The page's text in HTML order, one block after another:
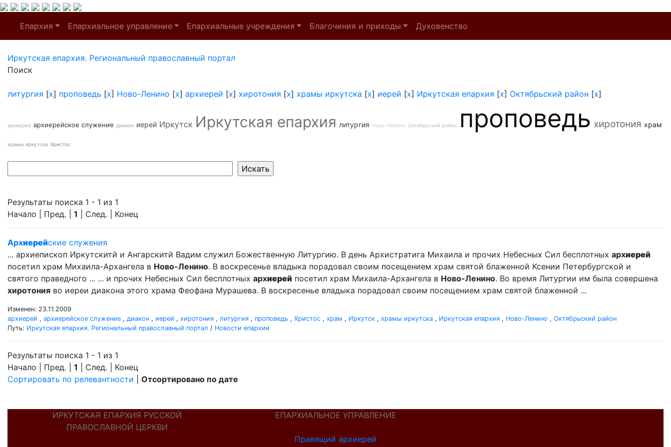
Епархия Епархиальное управление Епархиальные учреждения Благочиния и приходы Духовенство
Иркутская епархия. Региональный православный портал
Поиск
литургия [x] проповедь [x] Ново-Ленино [x] архиерей [x] хиротония [x] храмы иркутска [x] иерей [x] Иркутская епархия [x] Октябрьский район [x]
архиерей архиерейское служение диакон иерей Иркутск Иркутская епархия литургия Ново-Ленино Октябрьский район проповедь хиротония храм
храмы иркутска Христос
Результаты поиска 1 - 1 из 1
Начало | Пред. | 1 | След. | Конец
Архиерейские служения
... архиепископ Иркутскитй и Ангарскитй Вадим служил Божественную Литургию. В день Архистратига Михаила и прочих Небесных Сил бесплотных архиерей
посетил храм Михаила-Архангела в Ново-Ленино. В воскресенье владыка порадовал своим посещением храм святой блаженной Ксении Петербургской и
святого праведного ... ... и прочих Небесных Сил бесплотных архиерей посетил храм Михаила-Архангела в Ново-Ленино. Во время Литургии им была совершена
хиротония во иереи диакона этого храма Феофана Мурашева. В воскресенье владыка порадовал своим посещением храм святой блаженной ...
Изменен: 23.11.2009
архиерей , архиерейское служение , диакон , иерей , хиротония , литургия , проповедь , Христос , храм , Иркутск , храмы иркутска , Иркутская епархия , Ново-Ленино , Октябрьский район
Путь: Иркутская епархия. Региональный православный портал / Новости епархии
Результаты поиска 1 - 1 из 1
Начало | Пред. | 1 | След. | Конец
Сортировать по релевантности
Отсортировано по дате
ИРКУТСКАЯ ЕПАРХИЯ РУССКОЙ
ПРАВОСЛАВНОЙ ЦЕРКВИ
ЕПАРХИАЛЬНОЕ УПРАВЛЕНИЕ
Правящий архиерей